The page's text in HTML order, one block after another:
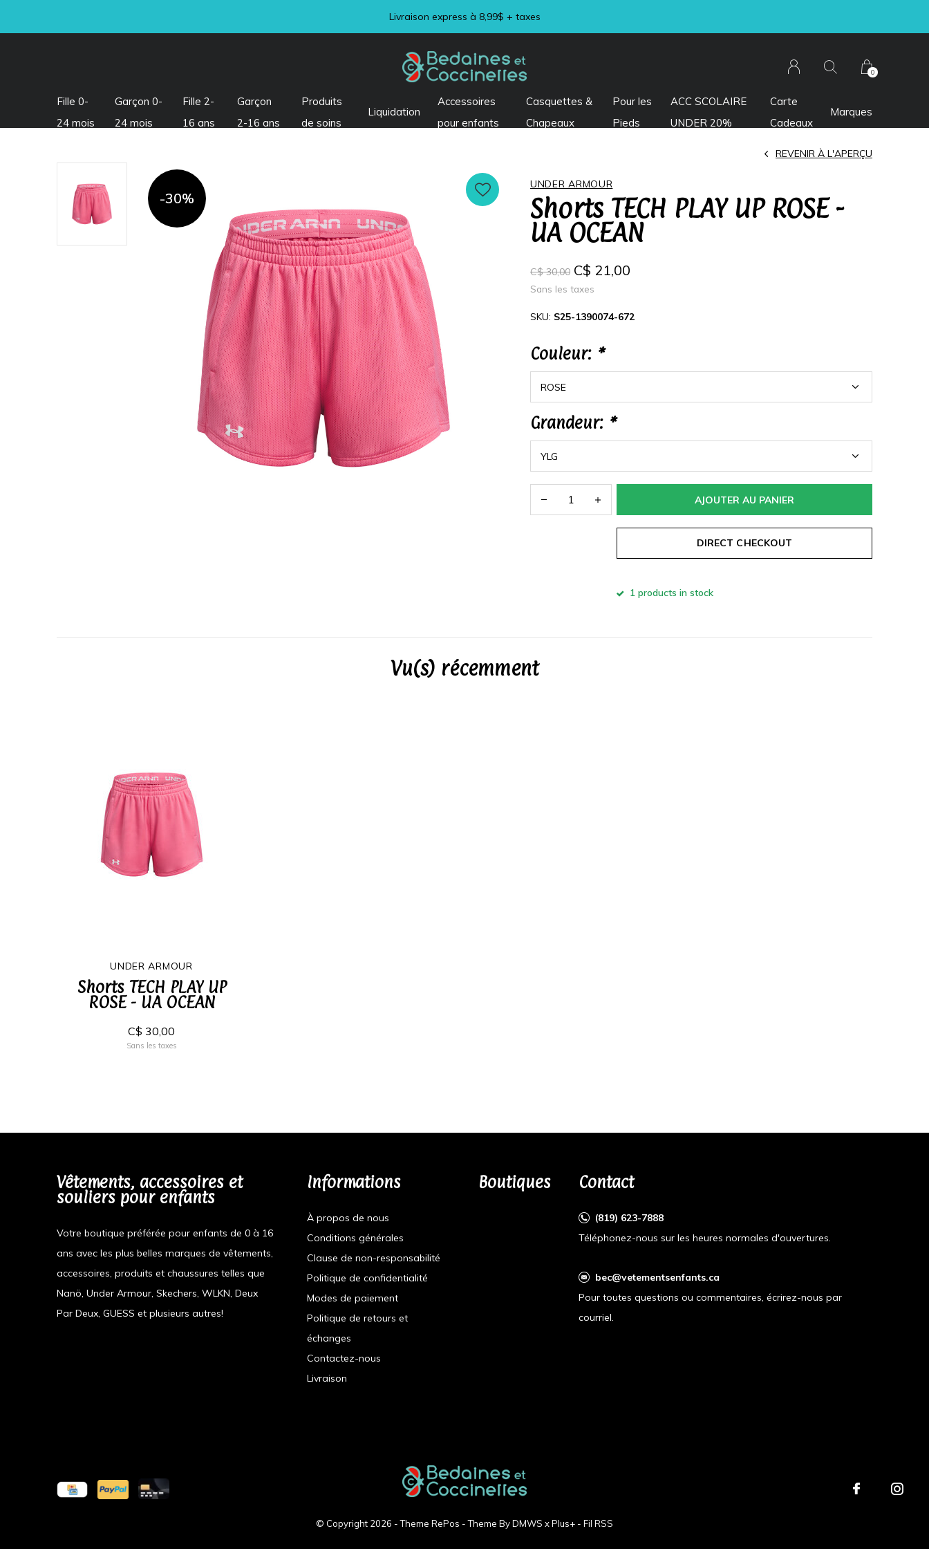
Fille 0-
24 mois
Garçon 0-
24 mois
Fille 2-
16 ans
Garçon
2-16 ans
Produits
de soins
Liquidation
Accessoires
pour enfants
Casquettes &
Chapeaux
Pour les
Pieds
ACC SCOLAIRE
UNDER 20%
Carte
Cadeaux
Marques
0
Livraison express à 8,99$ + taxes
-30%
UNDER ARMOUR
Shorts TECH PLAY UP ROSE -
UA OCEAN
REVENIR À L'APERÇU
C$ 30,00 C$ 21,00
Sans les taxes
SKU: S25-1390074-672
Couleur: *
Grandeur: *
AJOUTER AU PANIER
DIRECT CHECKOUT
1 products in stock
Vu(s) récemment
UNDER ARMOUR
Shorts TECH PLAY UP
ROSE - UA OCEAN
C$ 30,00
Sans les taxes
Vêtements, accessoires et
souliers pour enfants
Votre boutique préférée pour enfants de 0 à 16
ans avec les plus belles marques de vêtements,
accessoires, produits et chaussures telles que
Nanö, Under Armour, Skechers, WLKN, Deux
Par Deux, GUESS et plusieurs autres!
Informations
À propos de nous
Conditions générales
Clause de non-responsabilité
Politique de confidentialité
Modes de paiement
Politique de retours et
échanges
Contactez-nous
Livraison
Boutiques Contact
(819) 623-7888
Téléphonez-nous sur les heures normales d'ouvertures.
bec@vetementsenfants.ca
Pour toutes questions ou commentaires, écrirez-nous par
courriel.
© Copyright 2026 - Theme RePos - Theme ByDMWS xPlus+ - Fil RSS